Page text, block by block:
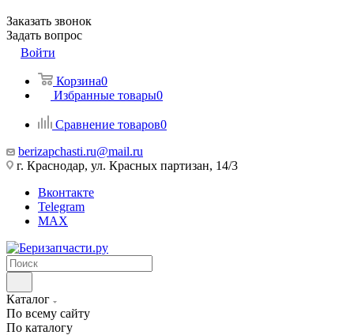
Заказать звонок
Задать вопрос
Войти
Корзина0
Избранные товары0
Сравнение товаров0
berizapchasti.ru@mail.ru
г. Краснодар, ул. Красных партизан, 14/3
Вконтакте
Telegram
MAX
Каталог
По всему сайту
По каталогу